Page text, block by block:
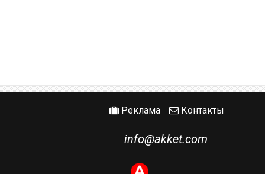
Реклама Контакты
info@akket.com